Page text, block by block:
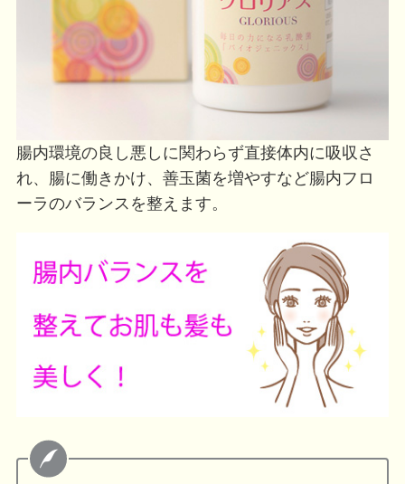
腸内環境の良し悪しに関わらず直接体内に吸収さ
れ、腸に働きかけ、善玉菌を増やすなど腸内フロ
ーラのバランスを整えます。